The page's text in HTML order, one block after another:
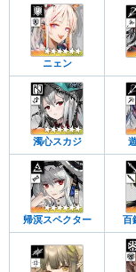
ニェン
濁心スカジ
帰溟スペクター 百